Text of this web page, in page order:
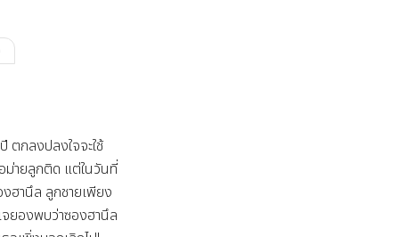
ตกลงปลงใจจะใช้
ายลูกติด แต่ในวันที่
งฮานึล ลูกชายเพียง
ยองพบว่าซองฮานึล